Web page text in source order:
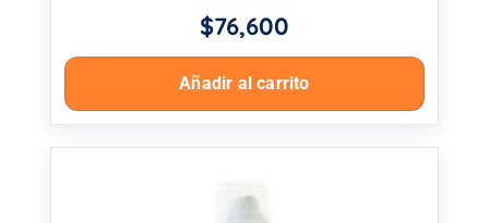
$76,600
Añadir al carrito